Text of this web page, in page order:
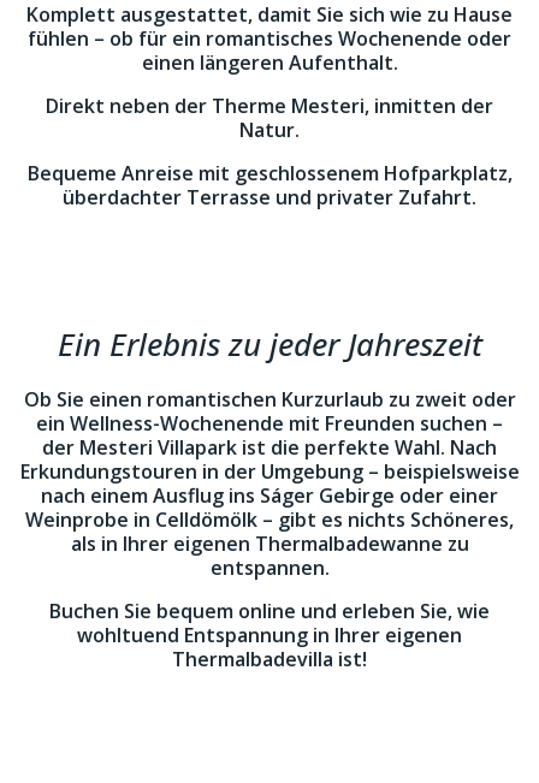
Komplett ausgestattet, damit Sie sich wie zu Hause
fühlen – ob für ein romantisches Wochenende oder
einen längeren Aufenthalt.
Direkt neben der Therme Mesteri, inmitten der
Natur.
Bequeme Anreise mit geschlossenem Hofparkplatz,
überdachter Terrasse und privater Zufahrt.
Ein Erlebnis zu jeder Jahreszeit
Ob Sie einen romantischen Kurzurlaub zu zweit oder
ein Wellness-Wochenende mit Freunden suchen –
der Mesteri Villapark ist die perfekte Wahl. Nach
Erkundungstouren in der Umgebung – beispielsweise
nach einem Ausflug ins Ságer Gebirge oder einer
Weinprobe in Celldömölk – gibt es nichts Schöneres,
als in Ihrer eigenen Thermalbadewanne zu
entspannen.
Buchen Sie bequem online und erleben Sie, wie
wohltuend Entspannung in Ihrer eigenen
Thermalbadevilla ist!